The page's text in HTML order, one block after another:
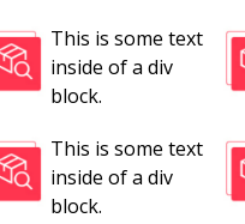
This is some text
inside of a div
block.
This is some text
inside of a div
block.